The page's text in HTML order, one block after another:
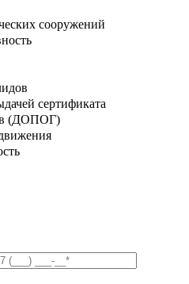
сооружений
сертификата
(ДОПОГ)